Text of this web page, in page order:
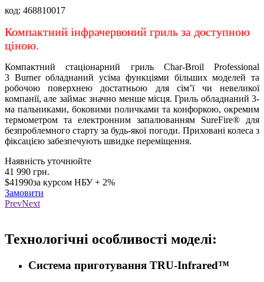
код: 468810017
Компактний інфрачервоний гриль за доступною
ціною.
Компактний стаціонарний гриль Char-Broil Professional
3 Burner обладнаний усіма функціями більших моделей та
робочою поверхнею достатньою для сім’ї чи невеликої
компанії, але займає значно менше місця. Гриль обладнаний 3-
ма пальниками, боковими поличками та конфоркою, окремим
термометром та електронним запалюванням SureFire® для
безпроблемного старту за будь-якої погоди. Приховані колеса з
фіксацією забезпечують швидке переміщення.
Наявність уточнюйте
41 990 грн.
$41990за курсом НБУ + 2%
Замовити
PrevNext
Технологічні особливості моделі:
Система приготування TRU-Infrared™